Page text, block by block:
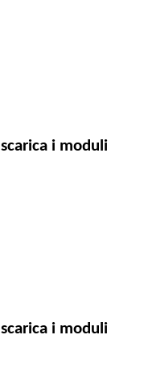
scarica i moduli
scarica i moduli